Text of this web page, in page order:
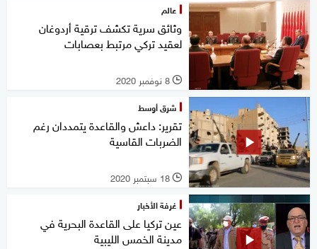
عالم
وثائق سرية تكشف ترقية أردوغان
لعقيد تركي مرتبط بعصابات
l 8 نوفمبر 2020
شرق أوسط
تقرير: داعش والقاعدة يتمددان رغم
الضربات القاسية
l 18 سبتمبر 2020
غرفة الأخبار
عين تركيا على القاعدة البحرية في
مدينة الخمس الليبية